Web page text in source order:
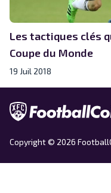
Les tactiques clés
Coupe du Monde
19 Juil 2018
Copyright © 2026